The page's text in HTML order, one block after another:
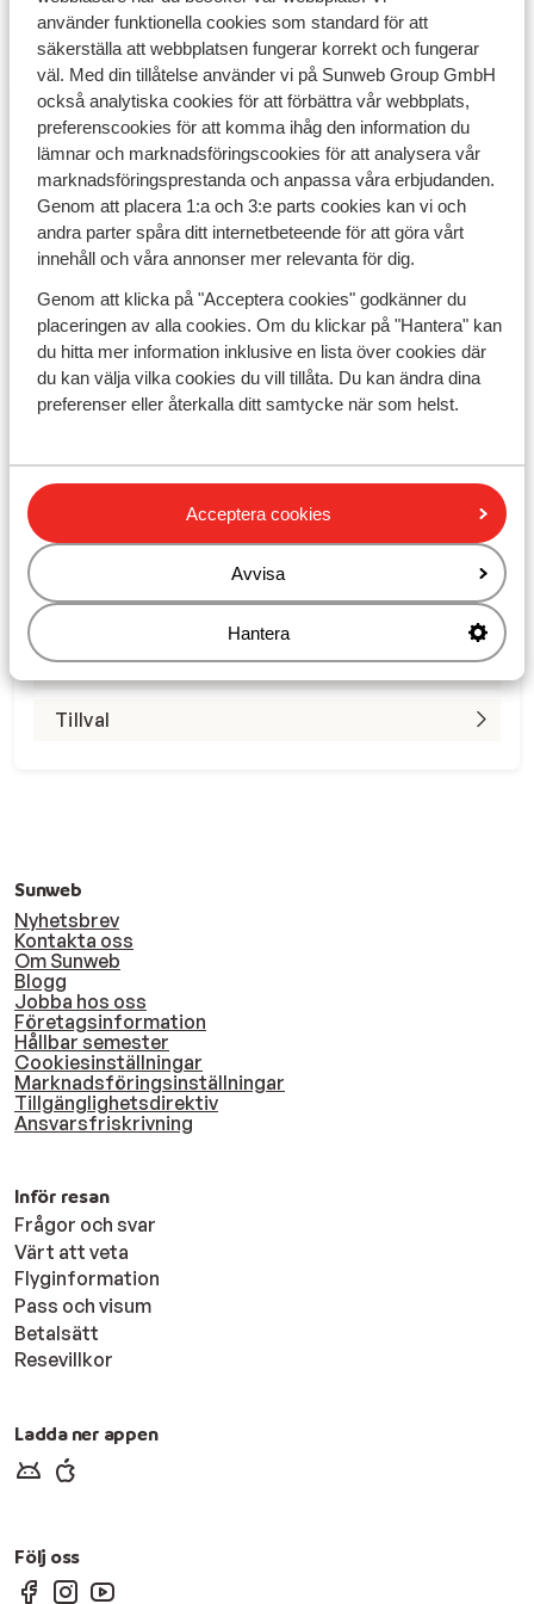
använder funktionella cookies som standard för att
säkerställa att webbplatsen fungerar korrekt och fungerar
väl. Med din tillåtelse använder vi på Sunweb Group GmbH
också analytiska cookies för att förbättra vår webbplats,
preferenscookies för att komma ihåg den information du
lämnar och marknadsföringscookies för att analysera vår
marknadsföringsprestanda och anpassa våra erbjudanden.
Genom att placera 1:a och 3:e parts cookies kan vi och
andra parter spåra ditt internetbeteende för att göra vårt
innehåll och våra annonser mer relevanta för dig.
Genom att klicka på "Acceptera cookies" godkänner du
placeringen av alla cookies. Om du klickar på "Hantera" kan
du hitta mer information inklusive en lista över cookies där
du kan välja vilka cookies du vill tillåta. Du kan ändra dina
preferenser eller återkalla ditt samtycke när som helst.
Acceptera cookies
Avvisa
Hantera
Tillbaka
Värt att veta
Betalning & biljetter
Om flygresan
Tillval
Sunweb
Nyhetsbrev
Kontakta oss
Om Sunweb
Blogg
Jobba hos oss
Företagsinformation
Hållbar semester
Cookiesinställningar
Marknadsföringsinställningar
Tillgänglighetsdirektiv
Ansvarsfriskrivning
Inför resan
Frågor och svar
Värt att veta
Flyginformation
Pass och visum
Betalsätt
Resevillkor
Ladda ner appen
Följ oss